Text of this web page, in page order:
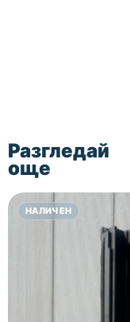
Разгледай
още
НАЛИЧЕН